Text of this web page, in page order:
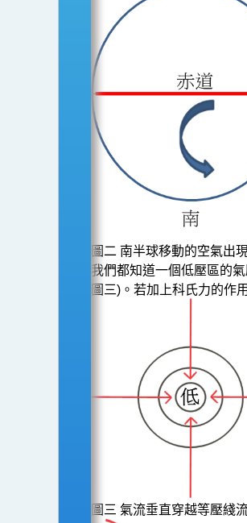
圖二 南半球移動的空氣出
我們都知道一個低壓區的
圖三)。若加上科氏力的作
圖三 氣流垂直穿越等壓綫